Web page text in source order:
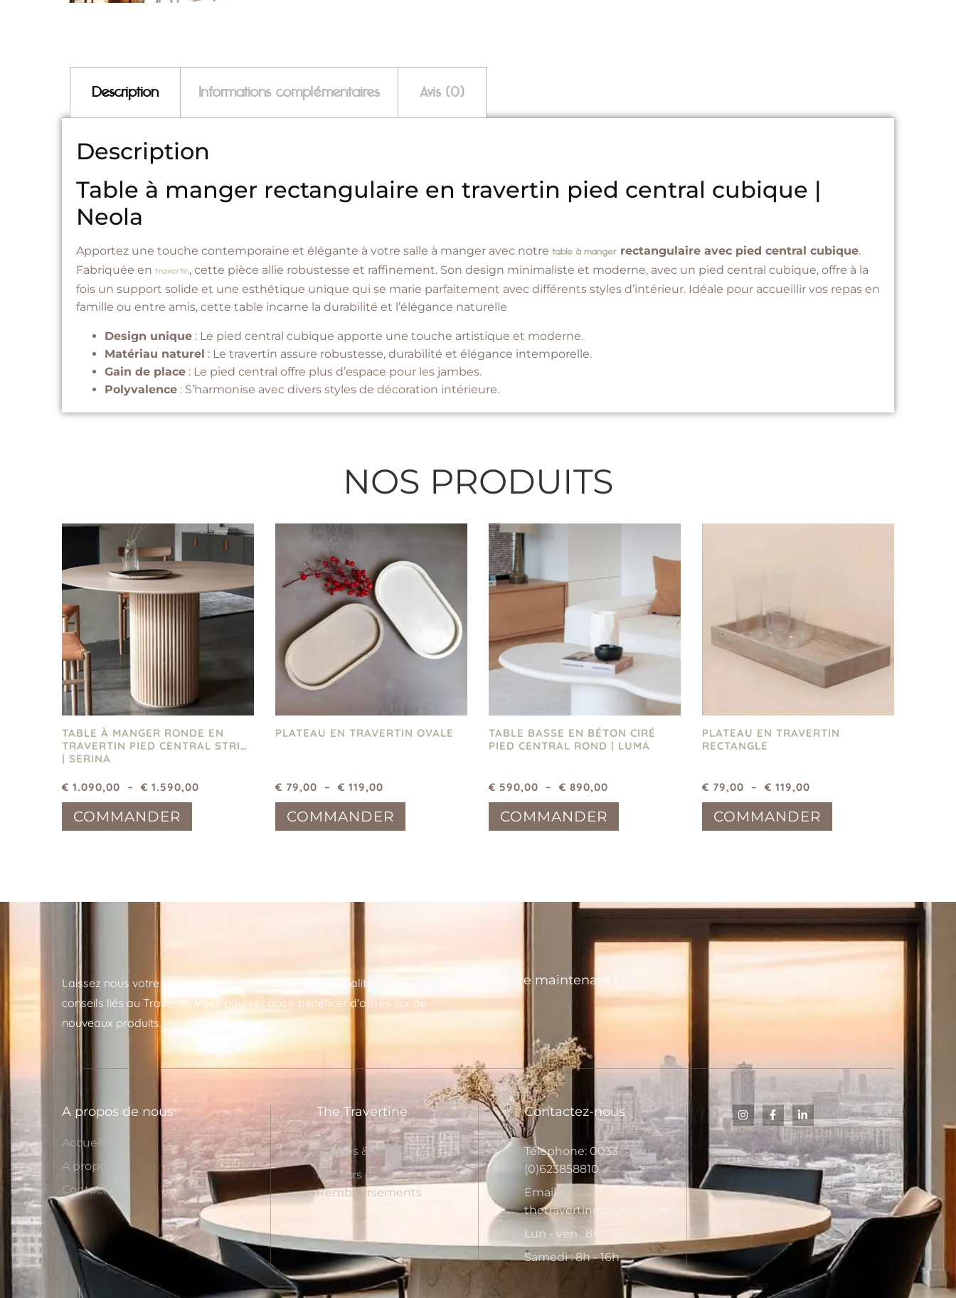
Description Informations complémentaires Avis (0)
Description
Table à manger rectangulaire en travertin pied central cubique |
Neola
Apportez une touche contemporaine et élégante à votre salle à manger avec notre table à manger rectangulaire avec pied central cubique.
Fabriquée en travertin, cette pièce allie robustesse et raffinement. Son design minimaliste et moderne, avec un pied central cubique, offre à la
fois un support solide et une esthétique unique qui se marie parfaitement avec différents styles d’intérieur. Idéale pour accueillir vos repas en
famille ou entre amis, cette table incarne la durabilité et l’élégance naturelle.
Design unique : Le pied central cubique apporte une touche artistique et moderne.
Matériau naturel : Le travertin assure robustesse, durabilité et élégance intemporelle.
Gain de place : Le pied central offre plus d’espace pour les jambes.
Polyvalence : S’harmonise avec divers styles de décoration intérieure.
NOS PRODUITS
TABLE À MANGER RONDE EN
TRAVERTIN PIED CENTRAL STRIÉ
| SERINA
€ 1.090,00 – € 1.590,00
COMMANDER
PLATEAU EN TRAVERTIN OVALE
€ 79,00 – € 119,00
COMMANDER
TABLE BASSE EN BÉTON CIRÉ
PIED CENTRAL ROND | LUMA
€ 590,00 – € 890,00
COMMANDER
PLATEAU EN TRAVERTIN
RECTANGLE
€ 79,00 – € 119,00
COMMANDER
Laissez nous votre adresse mail pour recevoir nos actualités et des
conseils liés au Travertin. Vous pourrez aussi bénéficer d'offres sur de
nouveaux produits.
S'inscrire maintenant !
A propos de nous
Accueil
A propos
Contact
The Travertine
Termes & Conditions
Retours et
Remboursements
Contactez-nous
Téléphone: 0033
(0)623858810
Email:
thetravertine@gmail.com
Lun - ven : 8h - 18h
Samedi : 8h - 16h